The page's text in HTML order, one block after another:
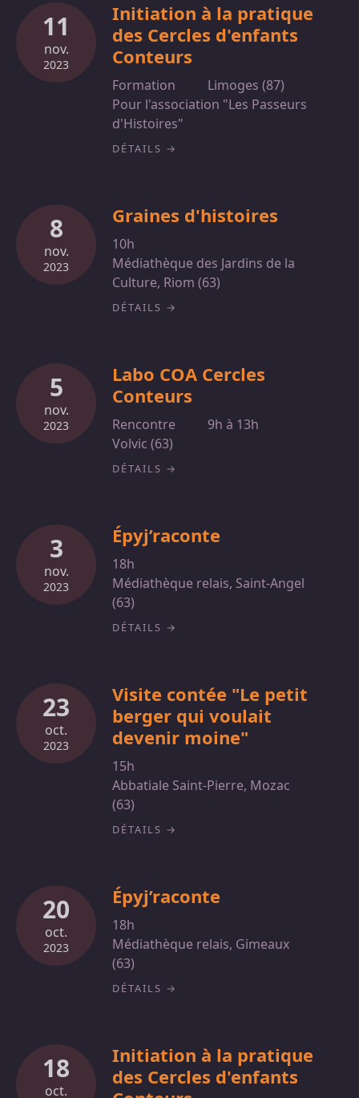
11
nov.
2023
Initiation à la pratique
des Cercles d'enfants
Conteurs
Formation
Limoges (87)
Pour l'association "Les Passeurs
d'Histoires"
DÉTAILS
8
nov.
2023
Graines d'histoires
10h
Médiathèque des Jardins de la
Culture, Riom (63)
DÉTAILS
5
nov.
2023
Labo COA Cercles
Conteurs
Rencontre
9h à 13h
Volvic (63)
DÉTAILS
3
nov.
2023
Épyj’raconte
18h
Médiathèque relais, Saint-Angel
(63)
DÉTAILS
23
oct.
2023
Visite contée "Le petit
berger qui voulait
devenir moine"
15h
Abbatiale Saint-Pierre, Mozac
(63)
DÉTAILS
20
oct.
2023
Épyj’raconte
18h
Médiathèque relais, Gimeaux
(63)
DÉTAILS
18
oct.
Initiation à la pratique
des Cercles d'enfants